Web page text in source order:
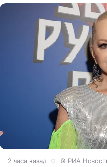
2 часа назад © РИА